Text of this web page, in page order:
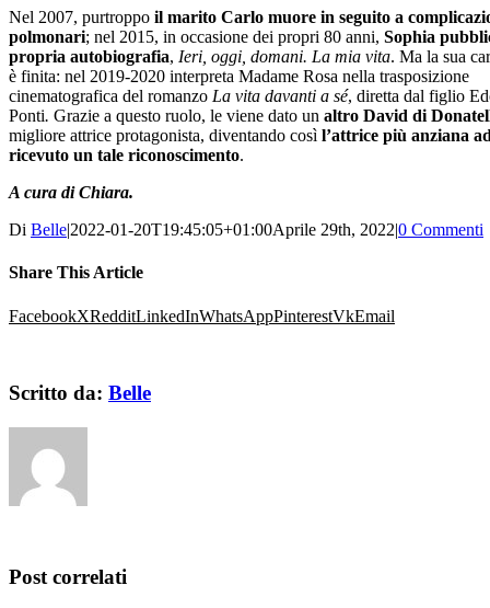
Nel 2007, purtroppo il marito Carlo muore in seguito a
polmonari; nel 2015, in occasione dei propri 80 anni, Sophia
propria autobiografia, Ieri, oggi, domani. La mia vita. Ma la sua
è finita: nel 2019-2020 interpreta Madame Rosa nella trasposizione
cinematografica del romanzo La vita davanti a sé, diretta dal figlio
Ponti. Grazie a questo ruolo, le viene dato un altro David di
migliore attrice protagonista, diventando così l’attrice più anziana
ricevuto un tale riconoscimento.
A cura di Chiara.
Di Belle|2022-01-20T19:45:05+01:00Aprile 29th, 2022|0 Commenti
Share This Article
FacebookXRedditLinkedInWhatsAppPinterestVkEmail
Scritto da: Belle
Post correlati